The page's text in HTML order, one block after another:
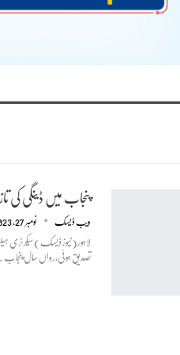
پنجاب میں ڈینگی کی تازہ ترین
ویب ڈیسک نومبر 27, 2023
تصدیق ہوئی،رواں سال پنجاب کے 36 اضلاع میں ڈینگی کے 13ہزار آٹھ سو 59 کنفرم مریض رپورٹ ہوئے۔